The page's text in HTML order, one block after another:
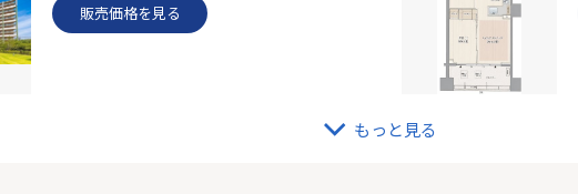
販売価格を見る
もっと見る